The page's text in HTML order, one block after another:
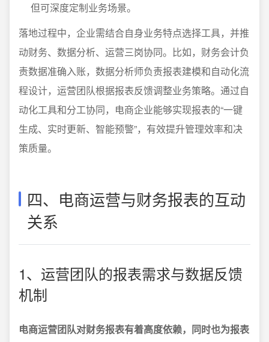
但可深度定制业务场景。
落地过程中，企业需结合自身业务特点选择工具，并推
动财务、数据分析、运营三岗协同。比如，财务会计负
责数据准确入账，数据分析师负责报表建模和自动化流
程设计，运营团队根据报表反馈调整业务策略。通过自
动化工具和分工协同，电商企业能够实现报表的“一键
生成、实时更新、智能预警”，有效提升管理效率和决
策质量。
四、电商运营与财务报表的互动
关系
1、运营团队的报表需求与数据反馈
机制
电商运营团队对财务报表有着高度依赖，同时也为报表